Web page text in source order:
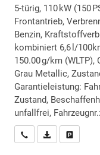
5-türig, 110 kW (150
Frontantrieb,
Benzin,
kombiniert 6,6 l/
150.00 g/km (WLTP),
Grau Metallic,
Garantieleistung:
Zustand,
unfallfrei,
Wir rufen Sie an
PDF-Datei,